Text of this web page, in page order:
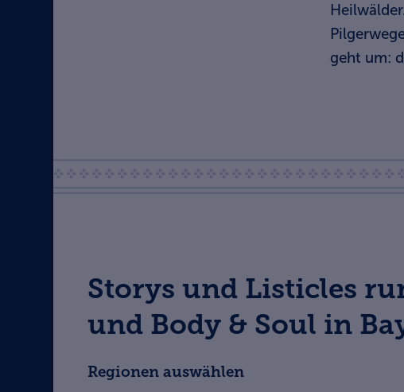
geht um:
Storys und Listicles
und Body & Soul in
Regionen auswählen